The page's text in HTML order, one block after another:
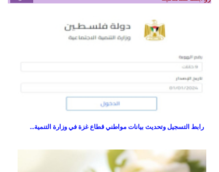
رابط التسجيل وتحديث بيانات مواطني قطاع غزة في وزارة التنمية...